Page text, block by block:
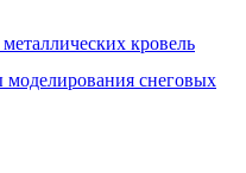
кровель
снеговых